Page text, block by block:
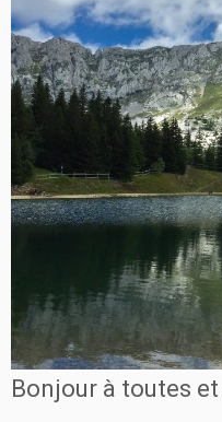
Bonjour à toutes et